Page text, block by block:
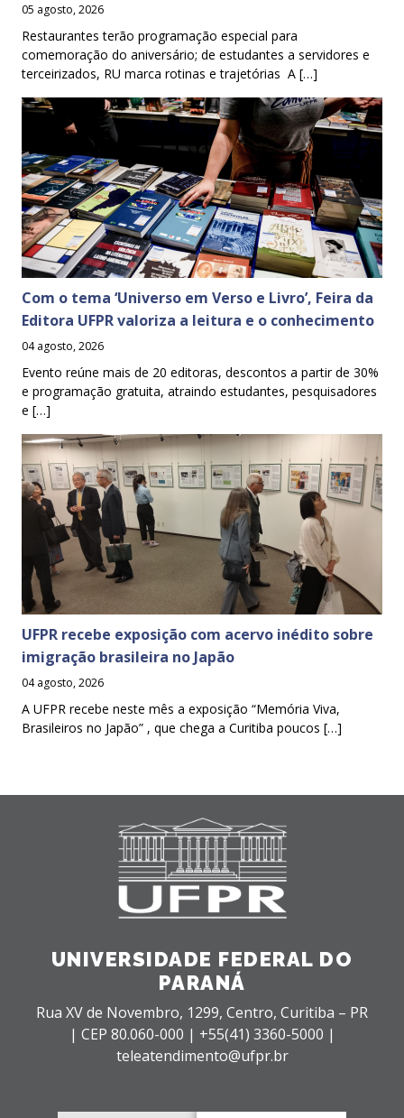
05 agosto, 2026
Restaurantes terão programação especial para
comemoração do aniversário; de estudantes a servidores e
terceirizados, RU marca rotinas e trajetórias A […]
Com o tema ‘Universo em Verso e Livro’, Feira da
Editora UFPR valoriza a leitura e o conhecimento
04 agosto, 2026
Evento reúne mais de 20 editoras, descontos a partir de 30%
e programação gratuita, atraindo estudantes, pesquisadores
e […]
UFPR recebe exposição com acervo inédito sobre
imigração brasileira no Japão
04 agosto, 2026
A UFPR recebe neste mês a exposição “Memória Viva,
Brasileiros no Japão” , que chega a Curitiba poucos […]
UNIVERSIDADE FEDERAL DO
PARANÁ
Rua XV de Novembro, 1299, Centro, Curitiba – PR
| CEP 80.060-000 | +55(41) 3360-5000 |
teleatendimento@ufpr.br